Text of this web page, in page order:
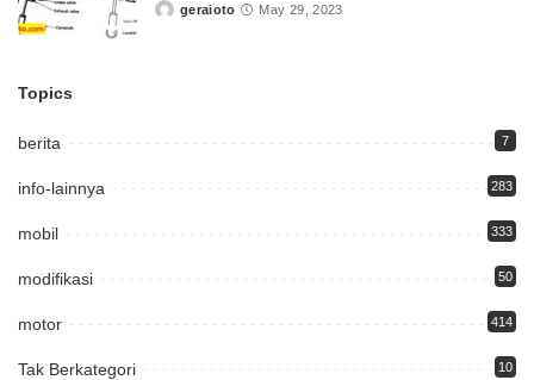
Postedgeraioto May 29, 2023
Topics
berita 7
info-lainnya 283
mobil 333
modifikasi 50
motor 414
Tak Berkategori 10